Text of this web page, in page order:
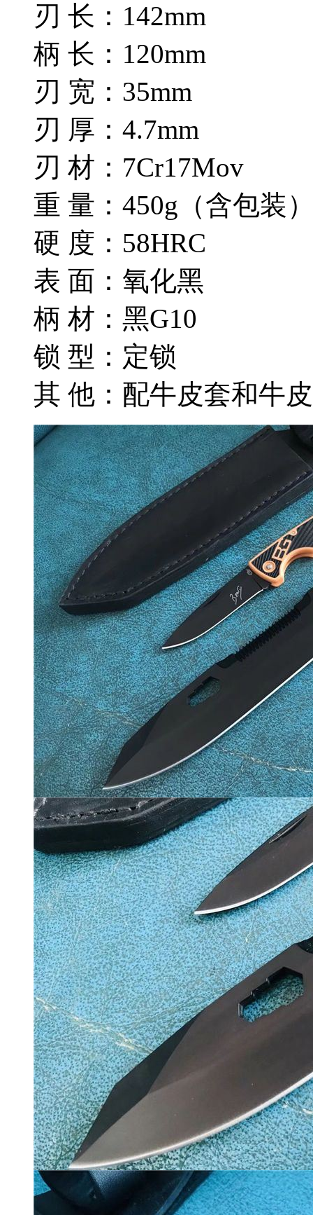
刃 长：142mm
柄 长：120mm
刃 宽：35mm
刃 厚：4.7mm
刃 材：7Cr17Mov
重 量：450g（含包装
硬 度：58HRC
表 面：氧化黑
柄 材：黑G10
锁 型：定锁
其 他：配牛皮套和牛